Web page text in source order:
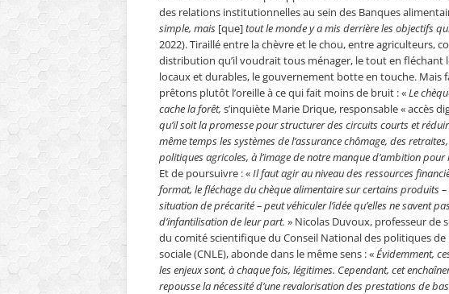
des relations institutionnelles au sein des Banques
simple, mais [que]tout le monde y a mis derrière les objectifs
2022). Tiraillé entre la chèvre et le chou, entre agriculteurs,
distribution qu’il voudrait tous ménager, le tout en fléchant
locaux et durables, le gouvernement botte en touche. Mais
prêtons plutôt l’oreille à ce qui fait moins de bruit : «Le
cache la forêt, s’inquiète Marie Drique, responsable « accès
qu’il soit la promesse pour structurer des circuits courts et
même temps les systèmes de l’assurance chômage, des
politiques agricoles, à l’image de notre manque d’ambition
Et de poursuivre : «Il faut agir au niveau des ressources
format, le fléchage du chèque alimentaire sur certains produits
situation de précarité – peut véhiculer l’idée qu’elles ne savent
d’infantilisation de leur part. » Nicolas Duvoux, professeur de
du comité scientifique du Conseil National des politiques de
sociale (CNLE), abonde dans le même sens : «Évidemment,
les enjeux sont, à chaque fois, légitimes. Cependant, cet
repousse la nécessité d’une revalorisation des prestations de